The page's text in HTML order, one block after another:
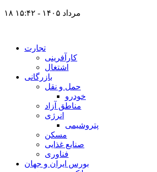
۱۸ مرداد ۱۴۰۵ - ۱۵:۴۲
تجارت
کارآفرینی
اشتغال
بازرگانی
حمل و نقل
خودرو
مناطق آزاد
انرژی
پتروشیمی
مسکن
صنایع غذایی
فناوری
بورس ایران و جهان